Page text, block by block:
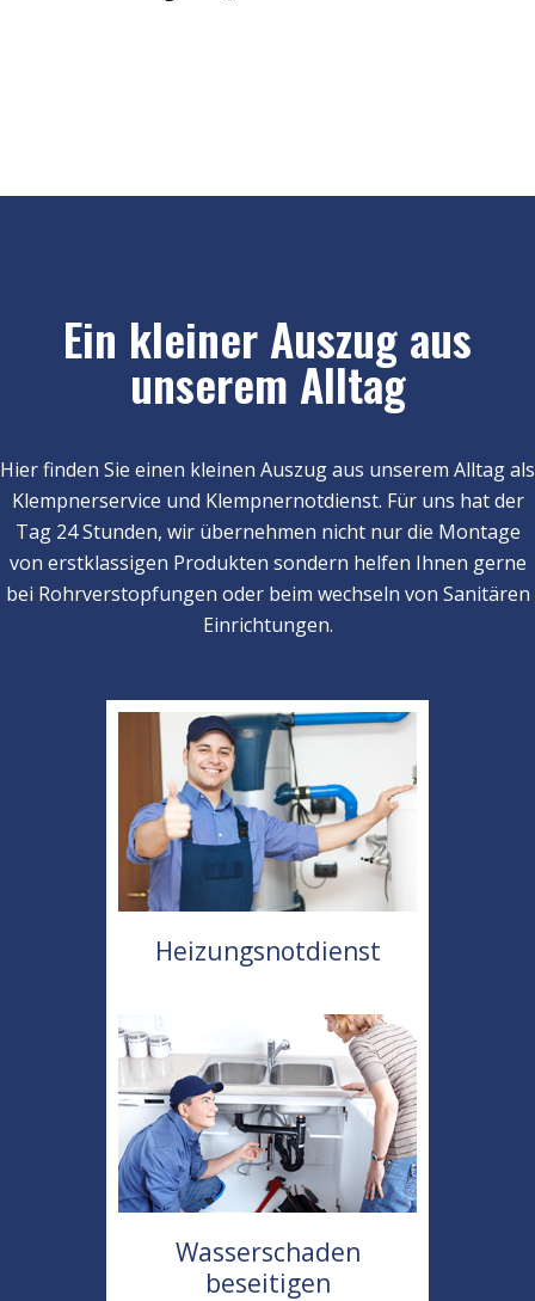
Ein kleiner Auszug aus
unserem Alltag
Hier finden Sie einen kleinen Auszug aus unserem Alltag als
Klempnerservice und Klempnernotdienst. Für uns hat der
Tag 24 Stunden, wir übernehmen nicht nur die Montage
von erstklassigen Produkten sondern helfen Ihnen gerne
bei Rohrverstopfungen oder beim wechseln von Sanitären
Einrichtungen.
Heizungsnotdienst
Wasserschaden
beseitigen